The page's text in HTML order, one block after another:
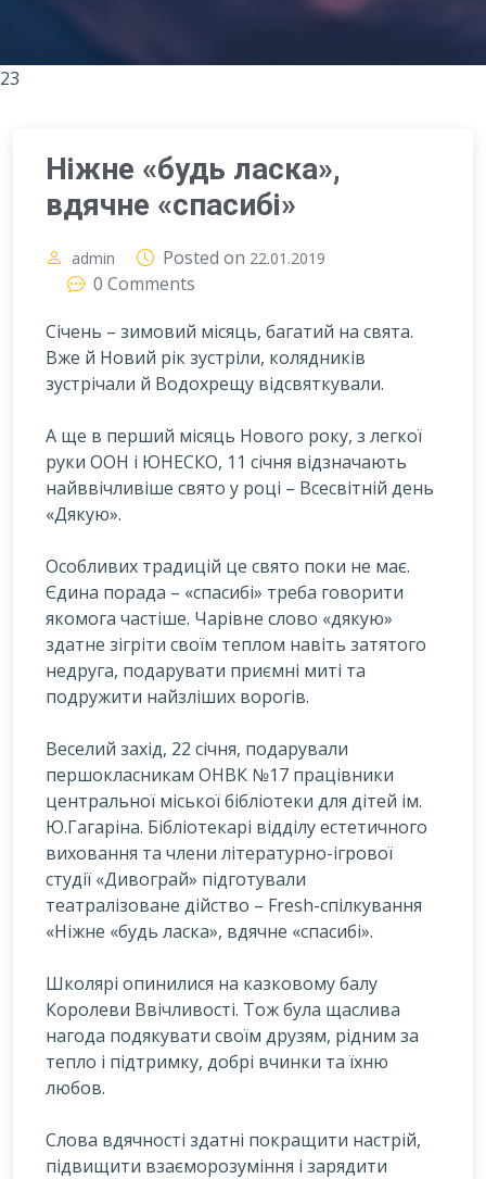
23
Ніжне «будь ласка»,
вдячне «спасибі»
admin Posted on 22.01.2019
0 Comments
Січень – зимовий місяць, багатий на свята.
Вже й Новий рік зустріли, колядників
зустрічали й Водохрещу відсвяткували.
А ще в перший місяць Нового року, з легкої
руки ООН і ЮНЕСКО, 11 січня відзначають
найввічливіше свято у році – Всесвітній день
«Дякую».
Особливих традицій це свято поки не має.
Єдина порада – «спасибі» треба говорити
якомога частіше. Чарівне слово «дякую»
здатне зігріти своїм теплом навіть затятого
недруга, подарувати приємні миті та
подружити найзліших ворогів.
Веселий захід, 22 січня, подарували
першокласникам ОНВК №17 працівники
центральної міської бібліотеки для дітей ім.
Ю.Гагаріна. Бібліотекарі відділу естетичного
виховання та члени літературно-ігрової
студії «Дивограй» підготували
театралізоване дійство – Fresh-спілкування
«Ніжне «будь ласка», вдячне «спасибі».
Школярі опинилися на казковому балу
Королеви Ввічливості. Тож була щаслива
нагода подякувати своїм друзям, рідним за
тепло і підтримку, добрі вчинки та їхню
любов.
Слова вдячності здатні покращити настрій,
підвищити взаєморозуміння і зарядити